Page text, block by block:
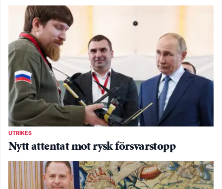
UTRIKES
Nytt attentat mot rysk försvarstopp